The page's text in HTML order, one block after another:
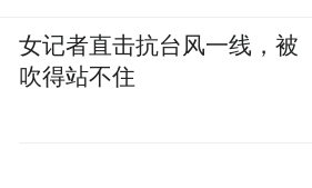
女记者直击抗台风一线，被
吹得站不住